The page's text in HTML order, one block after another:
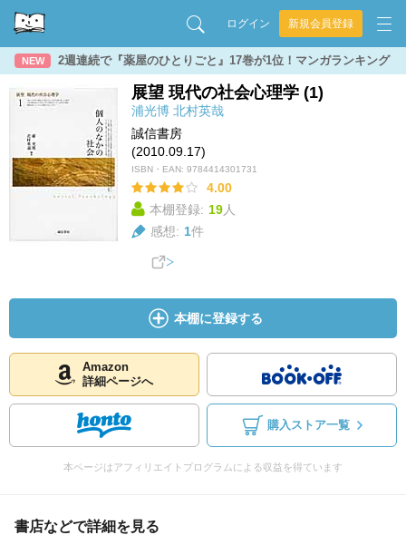
ログイン 新規会員登録
NEW 2週連続で『薬屋のひとりごと』17巻が1位！マンガランキング
展望 現代の社会心理学 (1)
浦光博 北村英哉
誠信書房
(2010.09.17)
ISBN・EAN: 9784414301731
4.00
本棚登録: 19人
感想: 1件
本棚に登録する
Amazon
詳細ページへ
購入ストア一覧
本ページはアフィリエイトプログラムによる収益を得ています
書店などで詳細を見る